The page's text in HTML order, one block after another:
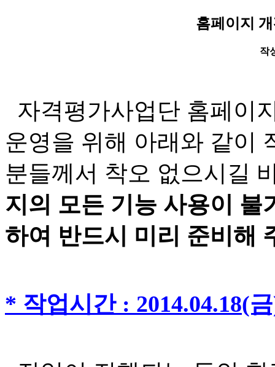
홈페이지
작
자격평가사업단 홈페이
운영을 위해 아래와 같이
분들께서 착오 없으시길
지의 모든 기능 사용이 불
하여 반드시 미리 준비해
* 작업시간 : 2014.04.18(